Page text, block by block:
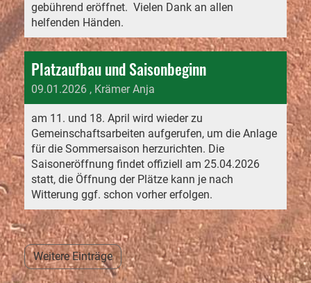
gebührend eröffnet. Vielen Dank an allen
helfenden Händen.
Platzaufbau und Saisonbeginn
09.01.2026 , Krämer Anja
am 11. und 18. April wird wieder zu
Gemeinschaftsarbeiten aufgerufen, um die Anlage
für die Sommersaison herzurichten. Die
Saisoneröffnung findet offiziell am 25.04.2026
statt, die Öffnung der Plätze kann je nach
Witterung ggf. schon vorher erfolgen.
Weitere Einträge